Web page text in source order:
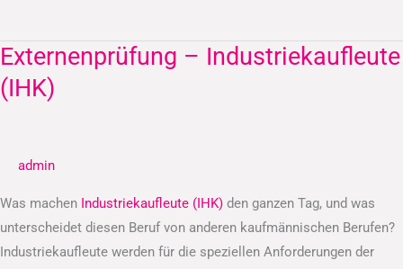
Externenprüfung – Industriekaufleute
(IHK)
admin
Was machen Industriekaufleute (IHK) den ganzen Tag, und was
unterscheidet diesen Beruf von anderen kaufmännischen Berufen?
Industriekaufleute werden für die speziellen Anforderungen der
Externenprüfung
–
Industriekaufleute